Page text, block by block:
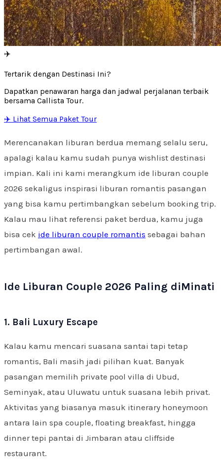
✈️
Tertarik dengan Destinasi Ini?
Dapatkan penawaran harga dan jadwal perjalanan terbaik
bersama Callista Tour.
✈️ Lihat Semua Paket Tour
Merencanakan liburan berdua memang selalu seru,
apalagi kalau kamu sudah punya wishlist destinasi
impian. Kali ini kami merangkum ide liburan couple
2026 sekaligus inspirasi liburan romantis pasangan
yang bisa kamu pertimbangkan sebelum booking trip.
Kalau mau lihat referensi paket berdua, kamu juga
bisa cek ide liburan couple romantis sebagai bahan
pertimbangan awal.
Ide Liburan Couple 2026 Paling diMinati
1. Bali Luxury Escape
Kalau kamu mencari suasana santai tapi tetap
romantis, Bali masih jadi pilihan kuat. Banyak
pasangan memilih private pool villa di Ubud,
Seminyak, atau Uluwatu untuk suasana lebih privat.
Aktivitas yang biasanya masuk itinerary honeymoon
antara lain spa couple, floating breakfast, hingga
dinner tepi pantai di Jimbaran atau cliffside
restaurant.